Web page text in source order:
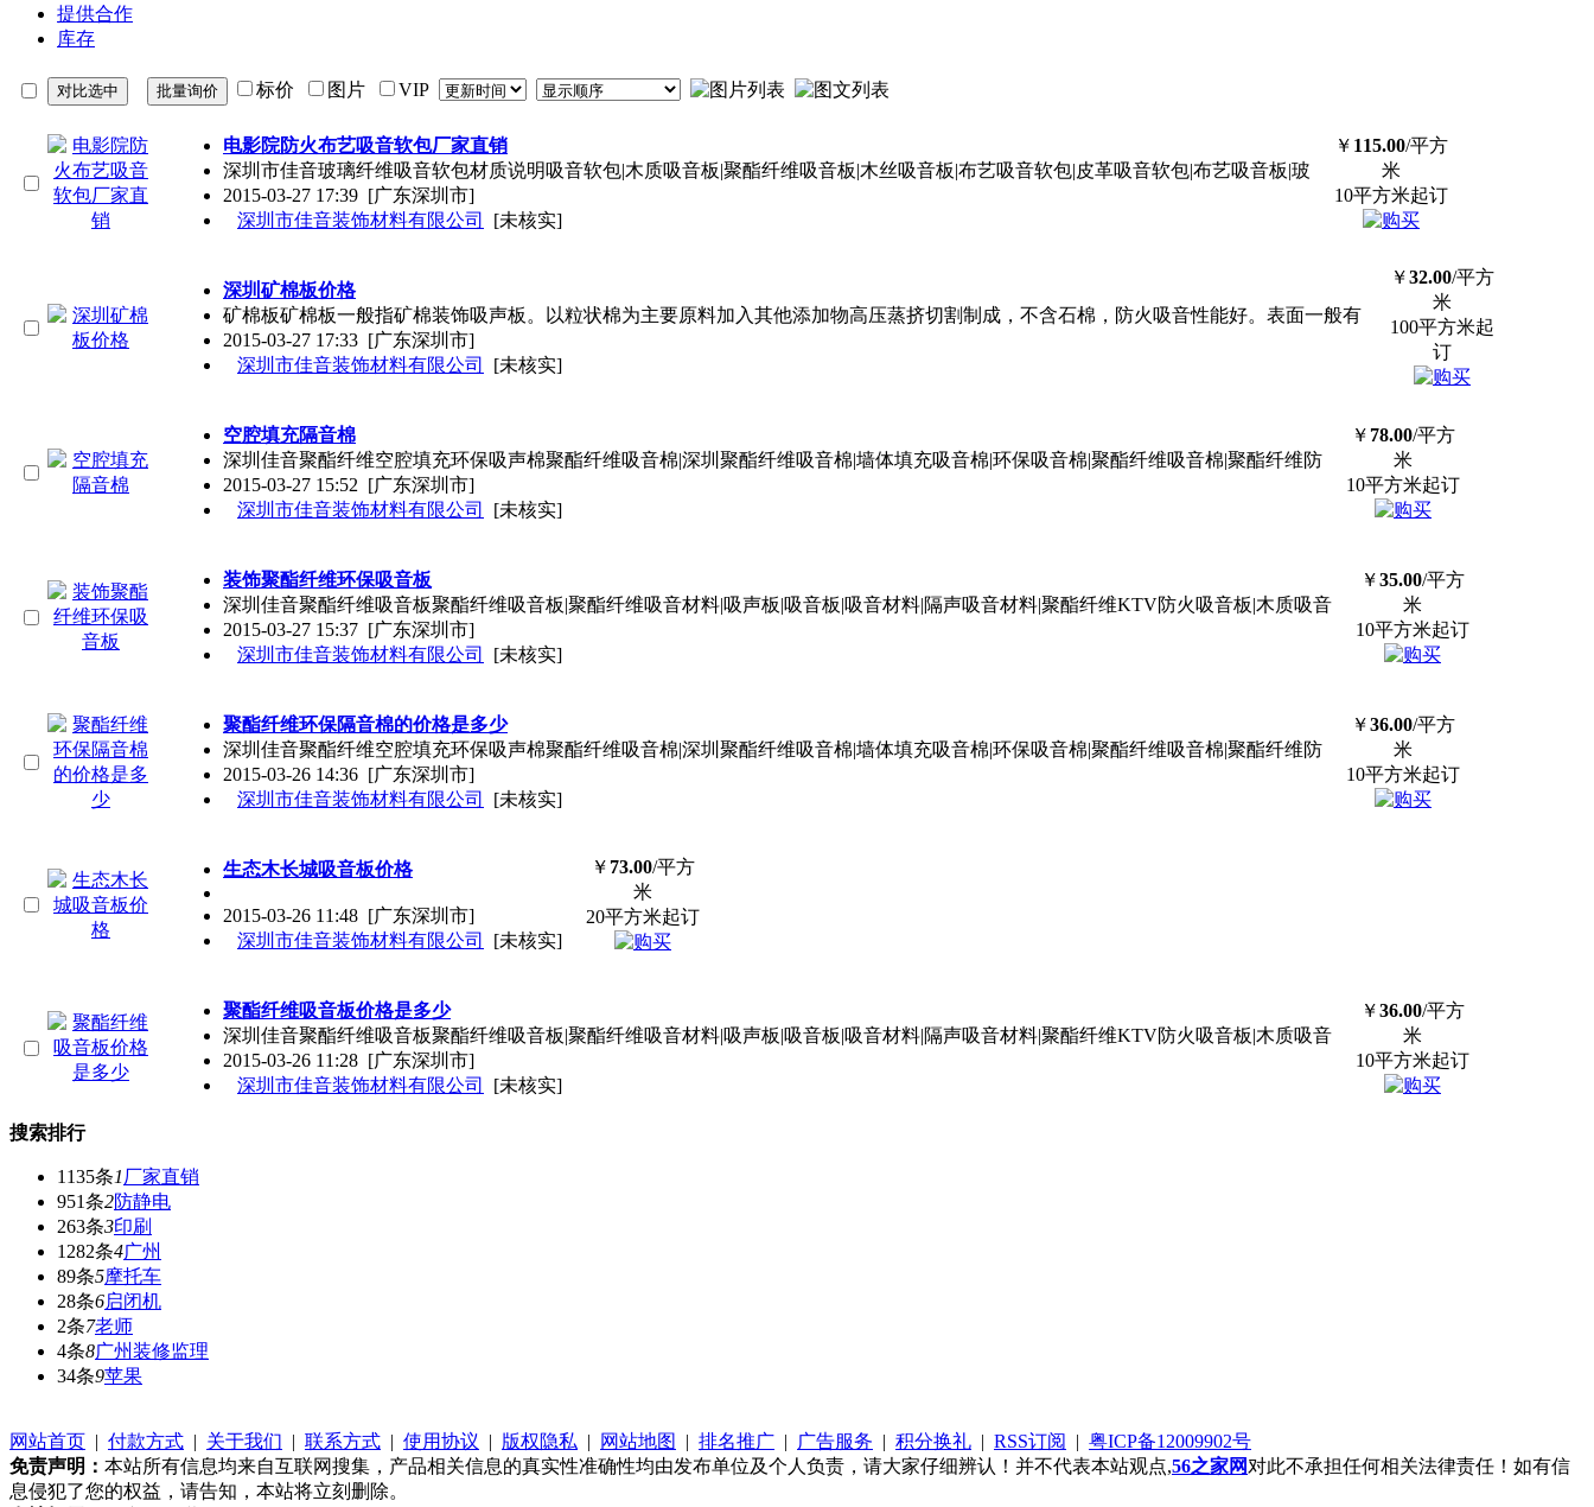
提供合作
库存
标价 图片 VIP
电影院防火布艺吸音软包厂家直销
深圳市佳音玻璃纤维吸音软包材质说明吸音软包|木质吸音板|聚酯纤维吸音板|木丝吸音板|布艺吸音软包|皮革吸音软包|布艺吸音板|玻
2015-03-27 17:39 [广东深圳市]
深圳市佳音装饰材料有限公司
[未核实]
￥ 115.00/平方
米
10平方米起订
深圳矿棉板价格
矿棉板矿棉板一般指矿棉装饰吸声板。以粒状棉为主要原料加入其他添加物高压蒸挤切割制成，不含石棉，防火吸音性能好。表面一般有
2015-03-27 17:33 [广东深圳市]
深圳市佳音装饰材料有限公司
[未核实]
￥32.00/平方
米
100平方米起
订
空腔填充隔音棉
深圳佳音聚酯纤维空腔填充环保吸声棉聚酯纤维吸音棉|深圳聚酯纤维吸音棉|墙体填充吸音棉|环保吸音棉|聚酯纤维吸音棉|聚酯纤维防
2015-03-27 15:52 [广东深圳市]
深圳市佳音装饰材料有限公司
[未核实]
￥ 78.00/平方
米
10平方米起订
装饰聚酯纤维环保吸音板
深圳佳音聚酯纤维吸音板聚酯纤维吸音板|聚酯纤维吸音材料|吸声板|吸音板|吸音材料|隔声吸音材料|聚酯纤维KTV防火吸音板|木质吸音
2015-03-27 15:37 [广东深圳市]
深圳市佳音装饰材料有限公司
[未核实]
￥35.00/平方
米
10平方米起订
聚酯纤维环保隔音棉的价格是多少
深圳佳音聚酯纤维空腔填充环保吸声棉聚酯纤维吸音棉|深圳聚酯纤维吸音棉|墙体填充吸音棉|环保吸音棉|聚酯纤维吸音棉|聚酯纤维防
2015-03-26 14:36 [广东深圳市]
深圳市佳音装饰材料有限公司
[未核实]
￥36.00/平方
米
10平方米起订
生态木长城吸音板价格
2015-03-26 11:48 [广东深圳市]
深圳市佳音装饰材料有限公司
[未核实]
￥ 73.00/平方
米
20平方米起订
聚酯纤维吸音板价格是多少
深圳佳音聚酯纤维吸音板聚酯纤维吸音板|聚酯纤维吸音材料|吸声板|吸音板|吸音材料|隔声吸音材料|聚酯纤维KTV防火吸音板|木质吸音
2015-03-26 11:28 [广东深圳市]
深圳市佳音装饰材料有限公司
[未核实]
￥36.00/平方
米
10平方米起订
搜索排行
1135条1厂家直销
951条2防静电
263条3印刷
1282条4广州
89条5摩托车
28条6启闭机
2条7老师
4条8广州装修监理
34条9苹果
网站首页 | 付款方式 | 关于我们 | 联系方式 | 使用协议 | 版权隐私 | 网站地图 | 排名推广 | 广告服务 | 积分换礼 | RSS订阅 | 粤ICP备12009902号
免责声明： 本站所有信息均来自互联网搜集，产品相关信息的真实性准确性均由发布单位及个人负责，请大家仔细辨认！并不代表本站观点,56之家网对此不承担任何相关法律责任！如有信
息侵犯了您的权益，请告知，本站将立刻删除。